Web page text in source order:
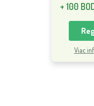
+ 100
Viac